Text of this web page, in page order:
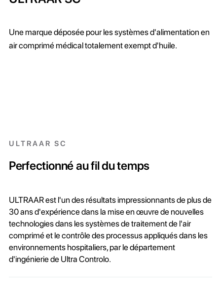
Une marque déposée pour les systèmes d'alimentation en
air comprimé médical totalement exempt d'huile.
ULTRAAR SC
Perfectionné au fil du temps
ULTRAAR est l'un des résultats impressionnants de plus de
30 ans d'expérience dans la mise en œuvre de nouvelles
technologies dans les systèmes de traitement de l'air
comprimé et le contrôle des processus appliqués dans les
environnements hospitaliers, par le département
d'ingénierie de Ultra Controlo.